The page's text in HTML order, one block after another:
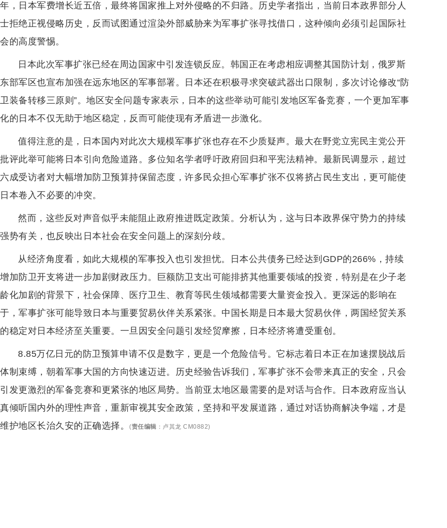
年，日本军费增长近五倍，最终将国家推上对外侵略的不归路。历史学者指出，当前日本政界部分人
士拒绝正视侵略历史，反而试图通过渲染外部威胁来为军事扩张寻找借口，这种倾向必须引起国际社
会的高度警惕。
日本此次军事扩张已经在周边国家中引发连锁反应。韩国正在考虑相应调整其国防计划，俄罗斯
东部军区也宣布加强在远东地区的军事部署。日本还在积极寻求突破武器出口限制，多次讨论修改“防
卫装备转移三原则”。地区安全问题专家表示，日本的这些举动可能引发地区军备竞赛，一个更加军事
化的日本不仅无助于地区稳定，反而可能使现有矛盾进一步激化。
值得注意的是，日本国内对此次大规模军事扩张也存在不少质疑声。最大在野党立宪民主党公开
批评此举可能将日本引向危险道路。多位知名学者呼吁政府回归和平宪法精神。最新民调显示，超过
六成受访者对大幅增加防卫预算持保留态度，许多民众担心军事扩张不仅将挤占民生支出，更可能使
日本卷入不必要的冲突。
然而，这些反对声音似乎未能阻止政府推进既定政策。分析认为，这与日本政界保守势力的持续
强势有关，也反映出日本社会在安全问题上的深刻分歧。
从经济角度看，如此大规模的军事投入也引发担忧。日本公共债务已经达到GDP的266%，持续
增加防卫开支将进一步加剧财政压力。巨额防卫支出可能排挤其他重要领域的投资，特别是在少子老
龄化加剧的背景下，社会保障、医疗卫生、教育等民生领域都需要大量资金投入。更深远的影响在
于，军事扩张可能导致日本与重要贸易伙伴关系紧张。中国长期是日本最大贸易伙伴，两国经贸关系
的稳定对日本经济至关重要。一旦因安全问题引发经贸摩擦，日本经济将遭受重创。
8.85万亿日元的防卫预算申请不仅是数字，更是一个危险信号。它标志着日本正在加速摆脱战后
体制束缚，朝着军事大国的方向快速迈进。历史经验告诉我们，军事扩张不会带来真正的安全，只会
引发更激烈的军备竞赛和更紧张的地区局势。当前亚太地区最需要的是对话与合作。日本政府应当认
真倾听国内外的理性声音，重新审视其安全政策，坚持和平发展道路，通过对话协商解决争端，才是
维护地区长治久安的正确选择。
(责任编辑 ： 卢其龙 CM0882)